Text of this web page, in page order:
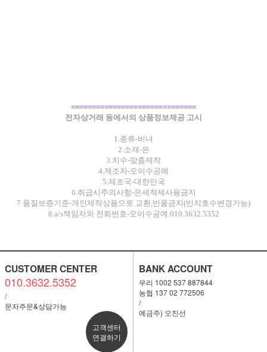
==============================
전자상거래 등에서의 상품정보제공 고시
1.종류-비녀
2.소재-은
3.치수-맞춤제작
4.제조자-오이수공예
5.제조국-대한민국
6.취급시주의사항-은세척제사용금지
7.품질보증기준-개인제작상픔으로 교환,반품금지(반지호수변경가능)
8.a/s책임자와 전화번호-오이수공예 010.3632.5352
CUSTOMER CENTER
010.3632.5352
/
문자주문&상담가능
고객센터
연결하기
BANK ACCOUNT
우리 1002 537 887844
농협 137 02 772506
/
예금주) 오진선